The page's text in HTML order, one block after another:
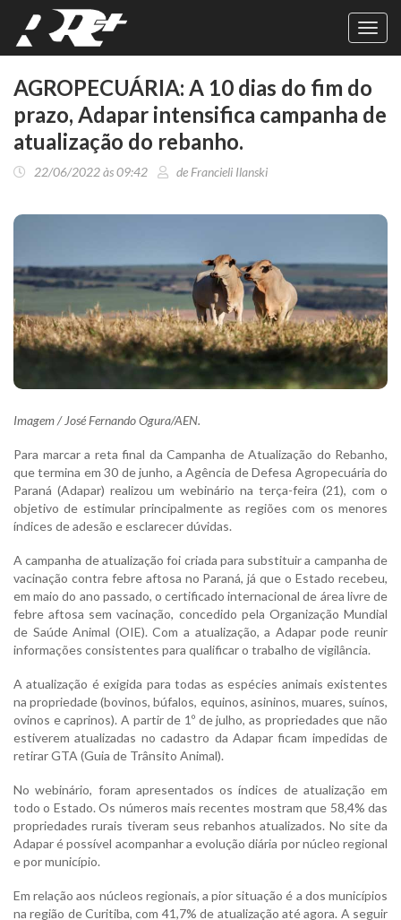
AGROPECUÁRIA: A 10 dias do fim do
prazo, Adapar intensifica campanha de
atualização do rebanho.
22/06/2022 às 09:42 de Francieli Ilanski
Imagem / José Fernando Ogura/AEN.
Para marcar a reta final da Campanha de Atualização do Rebanho,
que termina em 30 de junho, a Agência de Defesa Agropecuária do
Paraná (Adapar) realizou um webinário na terça-feira (21), com o
objetivo de estimular principalmente as regiões com os menores
índices de adesão e esclarecer dúvidas.
A campanha de atualização foi criada para substituir a campanha de
vacinação contra febre aftosa no Paraná, já que o Estado recebeu,
em maio do ano passado, o certificado internacional de área livre de
febre aftosa sem vacinação, concedido pela Organização Mundial
de Saúde Animal (OIE). Com a atualização, a Adapar pode reunir
informações consistentes para qualificar o trabalho de vigilância.
A atualização é exigida para todas as espécies animais existentes
na propriedade (bovinos, búfalos, equinos, asininos, muares, suínos,
ovinos e caprinos). A partir de 1º de julho, as propriedades que não
estiverem atualizadas no cadastro da Adapar ficam impedidas de
retirar GTA (Guia de Trânsito Animal).
No webinário, foram apresentados os índices de atualização em
todo o Estado. Os números mais recentes mostram que 58,4% das
propriedades rurais tiveram seus rebanhos atualizados. No site da
Adapar é possível acompanhar a evolução diária por núcleo regional
e por município.
Em relação aos núcleos regionais, a pior situação é a dos municípios
na região de Curitiba, com 41,7% de atualização até agora. A seguir